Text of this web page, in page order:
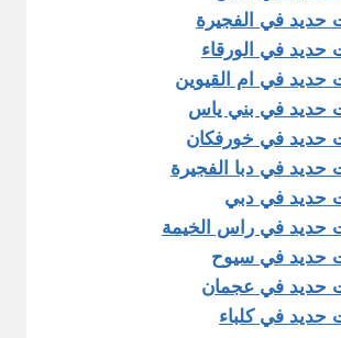
حديد في الفجيرة
في الورقاء
حديد في ام القيوين
حديد في بني ياس
حديد في خورفكان
في دبا الفجيرة
حديد في دبي
حديد في راس الخيمة
حديد في سيوح
حديد في عجمان
حديد في كلباء